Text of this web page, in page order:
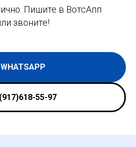
Пишите в ВотсАпп
звоните!
WHATSAPP
55-97